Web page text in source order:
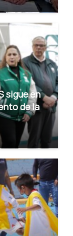
sigue en
de la